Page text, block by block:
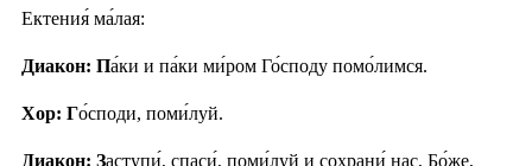
Ектения́ ма́лая:
Диакон: Па́ки и па́ки ми́ром Го́споду помо́лимся.
Хор: Го́споди, поми́луй.
Диакон: Заступи́, спаси́, поми́луй и сохрани́ нас, Бо́же,